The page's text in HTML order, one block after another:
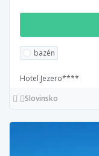
bazén
Hotel Jezero****
Slovinsko